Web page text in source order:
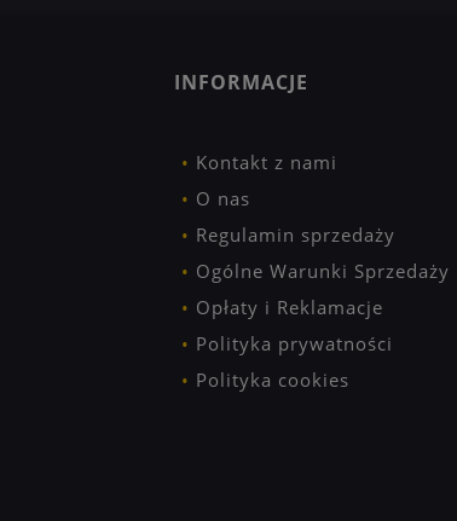
INFORMACJE
Kontakt z nami
O nas
Regulamin sprzedaży
Ogólne Warunki Sprzedaży
Opłaty i Reklamacje
Polityka prywatności
Polityka cookies